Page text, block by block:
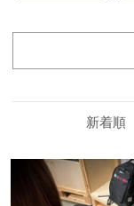
新着順